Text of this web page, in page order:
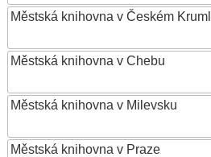
Městská knihovna v Českém
Městská knihovna v Chebu
Městská knihovna v Milevsku
Městská knihovna v Praze